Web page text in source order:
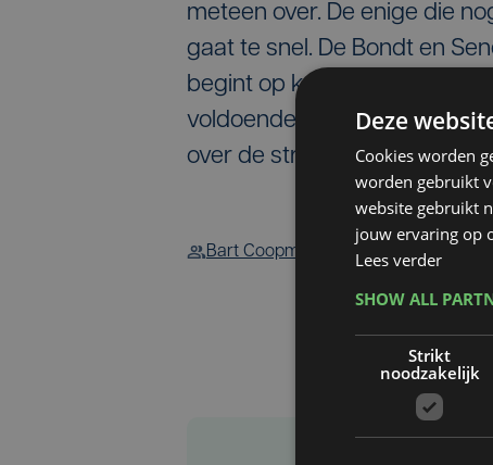
meteen over. De enige die
gaat te snel. De Bondt en
begint op kop, Senechal lijkt
voldoende over. Bert Van
over de streep. Hij is
Bart Coopman
Deze
Cookies worden
worden gebruikt
website gebruikt
jouw ervaring op
Lees verder
SHOW ALL
Strikt
noodzakelijk